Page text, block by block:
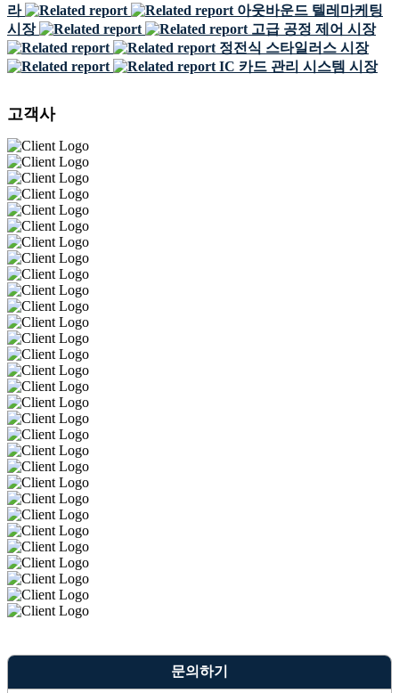
라
아웃바운드 텔레마케팅
시장
고급 공정 제어 시장
정전식 스타일러스 시장
IC 카드 관리 시스템 시장
고객사
문의하기